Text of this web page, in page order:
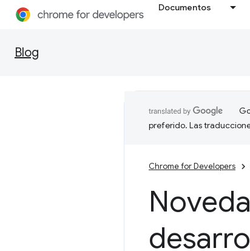
Documentos
Blog
preferido. Las
Chrome for Developers